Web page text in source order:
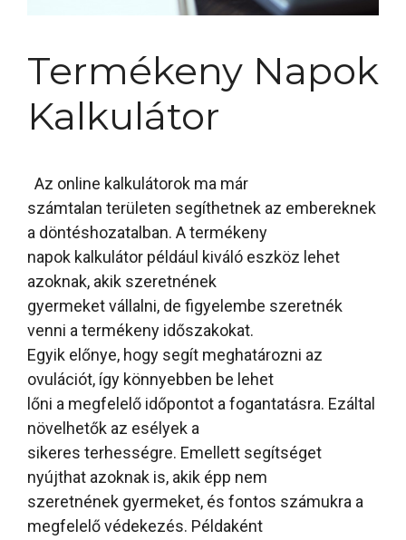
Termékeny Napok
Kalkulátor
Az online kalkulátorok ma már
számtalan területen segíthetnek az embereknek
a döntéshozatalban. A termékeny
napok kalkulátor például kiváló eszköz lehet
azoknak, akik szeretnének
gyermeket vállalni, de figyelembe szeretnék
venni a termékeny időszakokat.
Egyik előnye, hogy segít meghatározni az
ovulációt, így könnyebben be lehet
lőni a megfelelő időpontot a fogantatásra. Ezáltal
növelhetők az esélyek a
sikeres terhességre. Emellett segítséget
nyújthat azoknak is, akik épp nem
szeretnének gyermeket, és fontos számukra a
megfelelő védekezés. Példaként